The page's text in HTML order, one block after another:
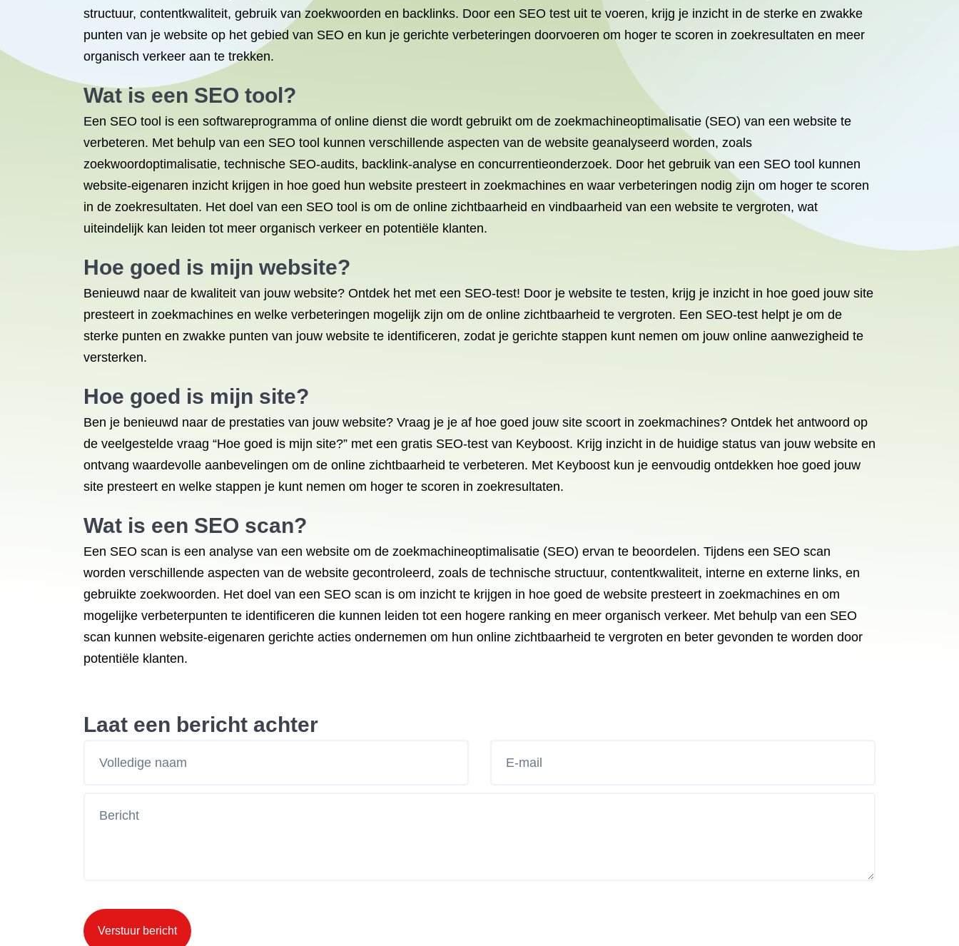
structuur, contentkwaliteit, gebruik van zoekwoorden en backlinks. Door een SEO test uit te voeren, krijg je inzicht in de sterke en zwakke
punten van je website op het gebied van SEO en kun je gerichte verbeteringen doorvoeren om hoger te scoren in zoekresultaten en meer
organisch verkeer aan te trekken.
Wat is een SEO tool?
Een SEO tool is een softwareprogramma of online dienst die wordt gebruikt om de zoekmachineoptimalisatie (SEO) van een website te
verbeteren. Met behulp van een SEO tool kunnen verschillende aspecten van de website geanalyseerd worden, zoals
zoekwoordoptimalisatie, technische SEO-audits, backlink-analyse en concurrentieonderzoek. Door het gebruik van een SEO tool kunnen
website-eigenaren inzicht krijgen in hoe goed hun website presteert in zoekmachines en waar verbeteringen nodig zijn om hoger te scoren
in de zoekresultaten. Het doel van een SEO tool is om de online zichtbaarheid en vindbaarheid van een website te vergroten, wat
uiteindelijk kan leiden tot meer organisch verkeer en potentiële klanten.
Hoe goed is mijn website?
Benieuwd naar de kwaliteit van jouw website? Ontdek het met een SEO-test! Door je website te testen, krijg je inzicht in hoe goed jouw site
presteert in zoekmachines en welke verbeteringen mogelijk zijn om de online zichtbaarheid te vergroten. Een SEO-test helpt je om de
sterke punten en zwakke punten van jouw website te identificeren, zodat je gerichte stappen kunt nemen om jouw online aanwezigheid te
versterken.
Hoe goed is mijn site?
Ben je benieuwd naar de prestaties van jouw website? Vraag je je af hoe goed jouw site scoort in zoekmachines? Ontdek het antwoord op
de veelgestelde vraag “Hoe goed is mijn site?” met een gratis SEO-test van Keyboost. Krijg inzicht in de huidige status van jouw website en
ontvang waardevolle aanbevelingen om de online zichtbaarheid te verbeteren. Met Keyboost kun je eenvoudig ontdekken hoe goed jouw
site presteert en welke stappen je kunt nemen om hoger te scoren in zoekresultaten.
Wat is een SEO scan?
Een SEO scan is een analyse van een website om de zoekmachineoptimalisatie (SEO) ervan te beoordelen. Tijdens een SEO scan
worden verschillende aspecten van de website gecontroleerd, zoals de technische structuur, contentkwaliteit, interne en externe links, en
gebruikte zoekwoorden. Het doel van een SEO scan is om inzicht te krijgen in hoe goed de website presteert in zoekmachines en om
mogelijke verbeterpunten te identificeren die kunnen leiden tot een hogere ranking en meer organisch verkeer. Met behulp van een SEO
scan kunnen website-eigenaren gerichte acties ondernemen om hun online zichtbaarheid te vergroten en beter gevonden te worden door
potentiële klanten.
Laat een bericht achter
Verstuur bericht